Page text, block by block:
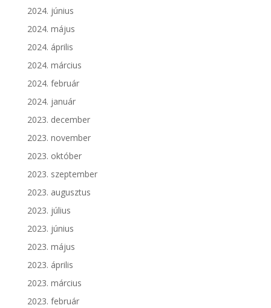
2024. június
2024. május
2024. április
2024. március
2024. február
2024. január
2023. december
2023. november
2023. október
2023. szeptember
2023. augusztus
2023. július
2023. június
2023. május
2023. április
2023. március
2023. február